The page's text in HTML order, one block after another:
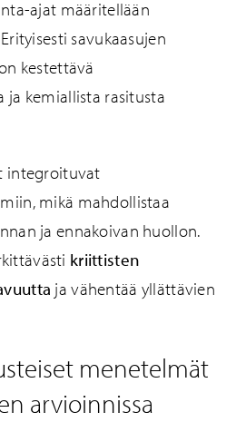
ajat määritellään
savukaasujen
kestettävä
kemiallista rasitusta
integroituvat
mikä mahdollistaa
ja ennakoivan huollon.
kriittisten
ja vähentää yllättävien
menetelmät
arvioinnissa